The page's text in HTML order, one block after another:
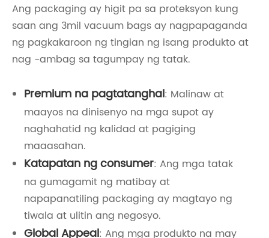
Ang packaging ay higit pa sa proteksyon kung
saan ang 3mil vacuum bags ay nagpapaganda
ng pagkakaroon ng tingian ng isang produkto at
nag -ambag sa tagumpay ng tatak.
Premium na pagtatanghal: Malinaw at
maayos na dinisenyo na mga supot ay
naghahatid ng kalidad at pagiging
maaasahan.
Katapatan ng consumer: Ang mga tatak
na gumagamit ng matibay at
napapanatiling packaging ay magtayo ng
tiwala at ulitin ang negosyo.
Global Appeal: Ang mga produkto na may